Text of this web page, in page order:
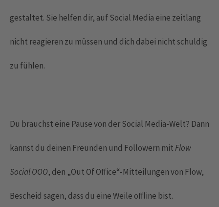
gestaltet. Sie helfen dir, auf Social Media eine zeitlang
nicht reagieren zu müssen und dich dabei nicht schuldig
zu fühlen.
Du brauchst eine Pause von der Social Media-Welt? Dann
kannst du deinen Freunden und Followern mitFlow
Social OOO, den „Out Of Office“-Mitteilungen von Flow,
Bescheid sagen, dass du eine Weile offline bist.